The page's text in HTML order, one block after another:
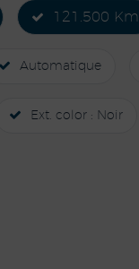
121.500 Km
Automatique
Ext. color : Noir